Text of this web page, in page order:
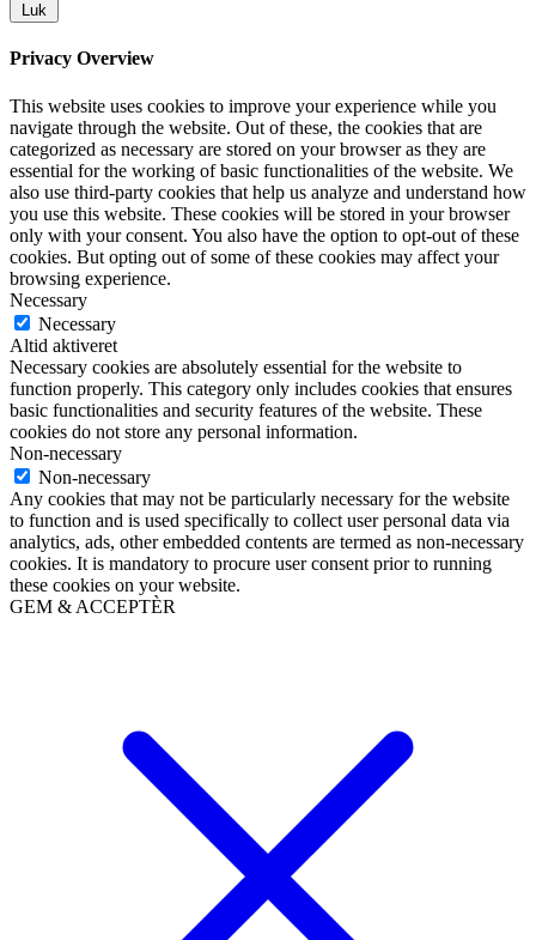
Luk
Privacy Overview
This website uses cookies to improve your experience while you
navigate through the website. Out of these, the cookies that are
categorized as necessary are stored on your browser as they are
essential for the working of basic functionalities of the website. We
also use third-party cookies that help us analyze and understand how
you use this website. These cookies will be stored in your browser
only with your consent. You also have the option to opt-out of these
cookies. But opting out of some of these cookies may affect your
browsing experience.
Necessary
Necessary
Altid aktiveret
Necessary cookies are absolutely essential for the website to
function properly. This category only includes cookies that ensures
basic functionalities and security features of the website. These
cookies do not store any personal information.
Non-necessary
Non-necessary
Any cookies that may not be particularly necessary for the website
to function and is used specifically to collect user personal data via
analytics, ads, other embedded contents are termed as non-necessary
cookies. It is mandatory to procure user consent prior to running
these cookies on your website.
GEM & ACCEPTÈR